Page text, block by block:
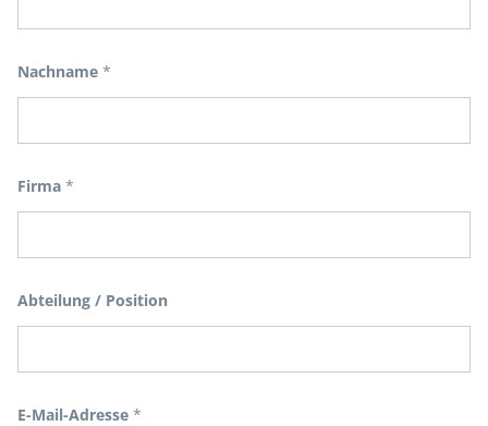
Nachname *
Firma *
Abteilung / Position
E-Mail-Adresse *